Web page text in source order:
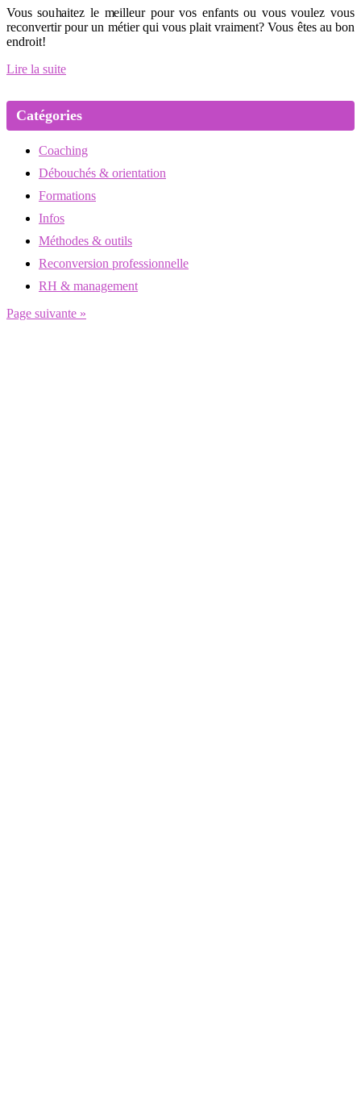
Vous souhaitez le meilleur pour vos enfants ou vous voulez vous
reconvertir pour un métier qui vous plait vraiment? Vous êtes au bon
endroit!
Lire la suite
Catégories
Coaching
Débouchés & orientation
Formations
Infos
Méthodes & outils
Reconversion professionnelle
RH & management
Page suivante »